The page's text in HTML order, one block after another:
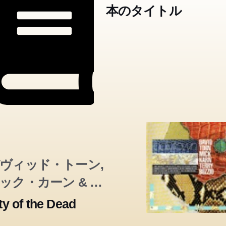
本のタイトル
ィッド・トーン,
ク・カーン & テ
・ボジオ
of the Dead